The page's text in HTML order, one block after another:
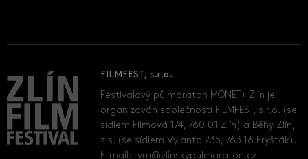
FILMFEST, s.r.o.
Festivalový půlmaraton MONET+ Zlín je
organizován společností FILMFEST, s.r.o. (se
sídlem Filmová 174, 760 01 Zlín) a Běhy Zlín,
z.s. (se sídlem Vylanta 235, 763 16 Fryšták).
E-mail:tym@zlinskypulmaraton.cz